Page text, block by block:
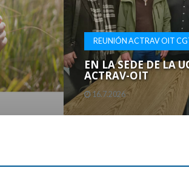
REUNIÓN ACTRAV OIT
EN LA SEDE DE LA
ACTRAV-OIT
16.7.2026